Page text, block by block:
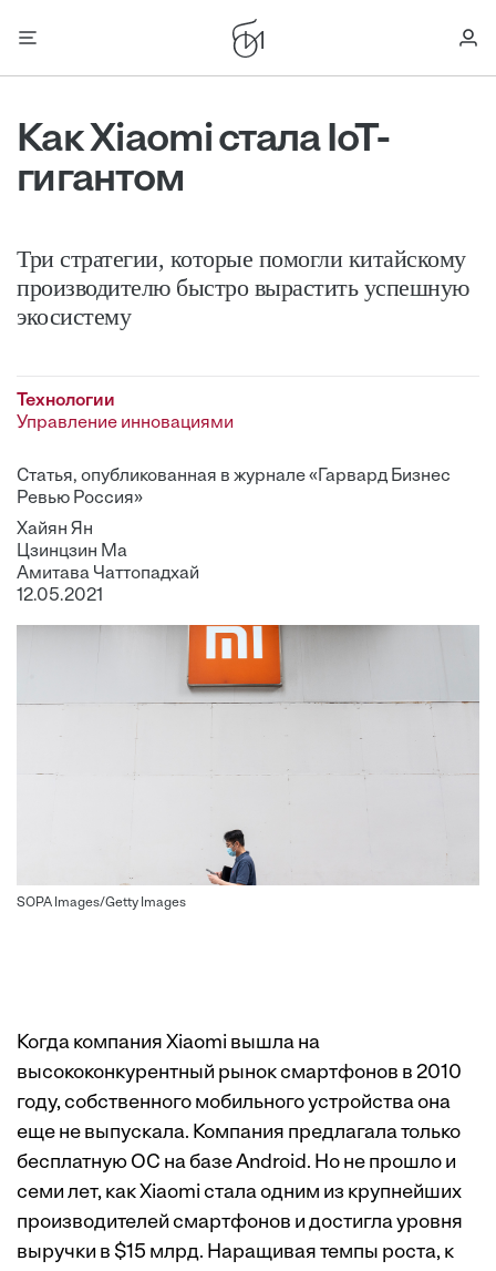
Как Xiaomi стала IoT-
гигантом
Три стратегии, которые помогли китайскому
производителю быстро вырастить успешную
экосистему
Технологии
Управление инновациями
Статья, опубликованная в журнале «Гарвард Бизнес
Ревью Россия»
Хайян Ян
Цзинцзин Ма
Амитава Чаттопадхай
12.05.2021
SOPA Images/Getty Images
Когда компания Xiaomi вышла на
высококонкурентный рынок смартфонов в 2010
году, собственного мобильного устройства она
еще не выпускала. Компания предлагала только
бесплатную ОС на базе Android. Но не прошло и
семи лет, как Xiaomi стала одним из крупнейших
производителей смартфонов и достигла уровня
выручки в $15 млрд. Наращивая темпы роста, к